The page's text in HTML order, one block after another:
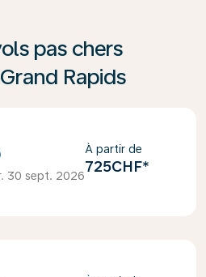
pas chers
Rapids
30 sept. 2026
À partir de
725CHF*